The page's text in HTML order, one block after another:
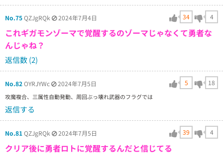
No.75QZJgRQk 2024年7月4日 34 4
これギガモンゾーマで覚醒するのゾーマじゃなくて勇者な
んじゃね？
返信数 (2)
No.82OYRJYWc 2024年7月5日 5 18
攻魔複合、三属性自動発動、周回ぶっ壊れ武器のフラグでは
返信する
No.81QZJgRQk 2024年7月5日 39 4
クリア後に勇者ロトに覚醒するんだと信じてる